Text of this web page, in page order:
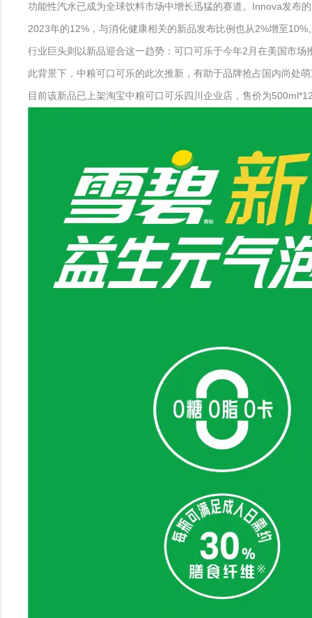
功能性汽水已成为全球饮料市场中增长迅猛的赛道。Innova发布
2023年的12%，与消化健康相关的新品发布比例也从2%增至10%
行业巨头则以新品迎合这一趋势：可口可乐于今年2月在美国市
此背景下，中粮可口可乐的此次推新，有助于品牌抢占国内尚处
目前该新品已上架淘宝中粮可口可乐四川企业店，售价为